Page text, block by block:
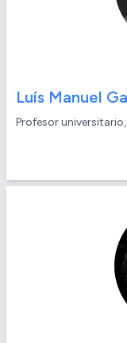
Luís Manuel
Profesor